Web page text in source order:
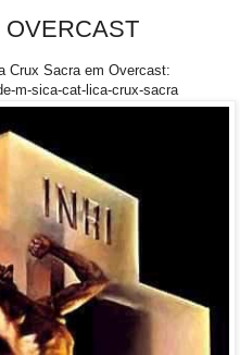
Crux Sacra em Overcast:
m-sica-cat-lica-crux-sacra